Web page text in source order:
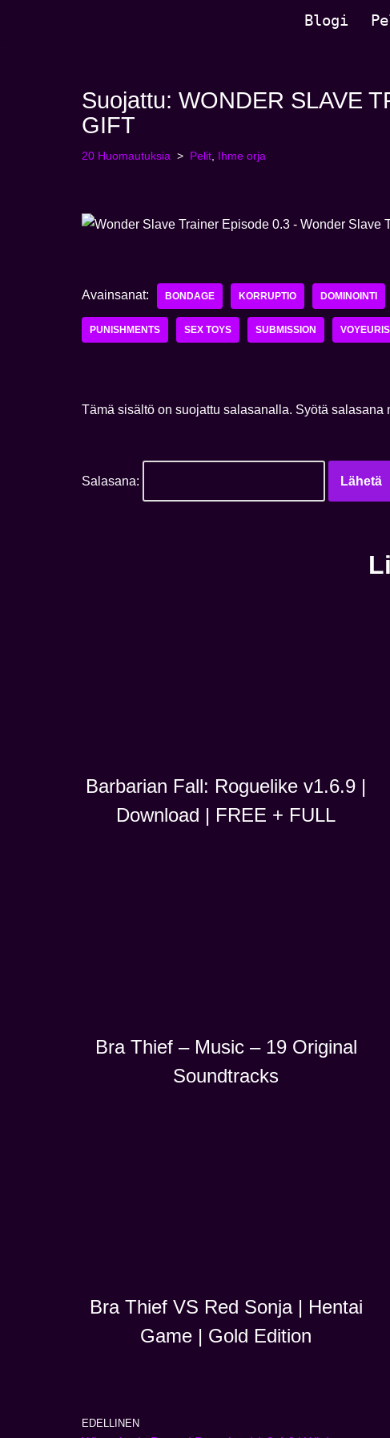
Blogi
Suojattu: WONDER SLAVE
GIFT
20 Huomautuksia Pelit Ihme orja
Avainsanat: BONDAGE KORRUPTIO DOMINOINTI
PUNISHMENTS SEX TOYS SUBMISSION
Tämä sisältö on suojattu salasanalla. Syötä salasana
Salasana:
Barbarian Fall: Roguelike v1.6.9 |
Download | FREE + FULL
Bra Thief – Music – 19 Original
Soundtracks
Bra Thief VS Red Sonja | Hentai
Game | Gold Edition
EDELLINEN